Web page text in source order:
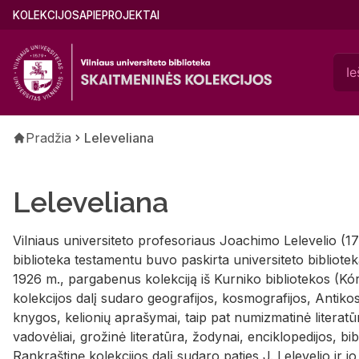
Pereiti
pagrindinį
turinį
Main
(lithuanian)
KOLEKCIJOSAPIEPROJEKTAI
Kelias
Pradžia Leleveliana
Leleveliana
Vilniaus universiteto profesoriaus Joachimo Lelevelio
biblioteka testamentu buvo paskirta universiteto
1926 m., pargabenus kolekciją iš Kurniko bibliotekos
kolekcijos dalį sudaro geografijos, kosmografijos,
knygos, kelionių aprašymai, taip pat numizmatinė
vadovėliai, grožinė literatūra, žodynai, enciklopedijos,
Rankraštinę kolekcijos dalį sudaro paties J. Lelevelio ir